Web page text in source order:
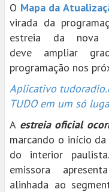
O Mapa da
virada da
estreia da nova
deve ampliar
programação nos
Aplicativo
TUDO em um só
A estreia oficial
marcando o início
do interior
emissora
alinhada ao